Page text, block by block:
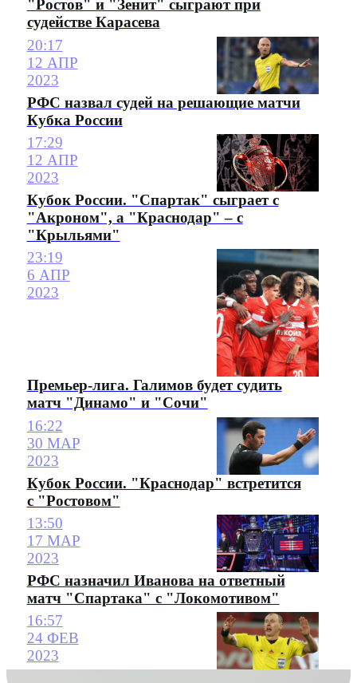
"Ростов" и "Зенит" сыграют при
судействе Карасева
20:17
12 АПР
2023
РФС назвал судей на решающие матчи
Кубка России
17:29
12 АПР
2023
Кубок России. "Спартак" сыграет с
"Акроном", а "Краснодар" – с
"Крыльями"
23:19
6 АПР
2023
Премьер-лига. Галимов будет судить
матч "Динамо" и "Сочи"
16:22
30 МАР
2023
Кубок России. "Краснодар" встретится
с "Ростовом"
13:50
17 МАР
2023
РФС назначил Иванова на ответный
матч "Спартака" с "Локомотивом"
16:57
24 ФЕВ
2023